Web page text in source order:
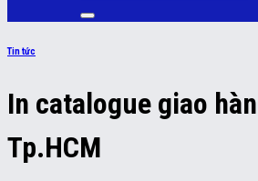
kiếm:
Tin tức
In catalogue giao
Tp.HCM